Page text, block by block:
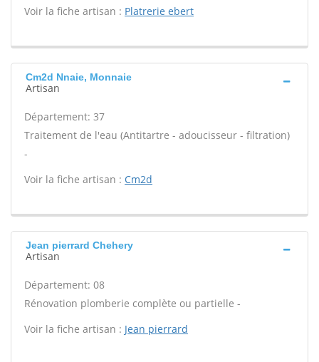
Voir la fiche artisan : Platrerie ebert
Cm2d Nnaie, Monnaie
Artisan
Département: 37
Traitement de l'eau (Antitartre - adoucisseur - filtration)
-
Voir la fiche artisan : Cm2d
Jean pierrard Chehery
Artisan
Département: 08
Rénovation plomberie complète ou partielle -
Voir la fiche artisan : Jean pierrard